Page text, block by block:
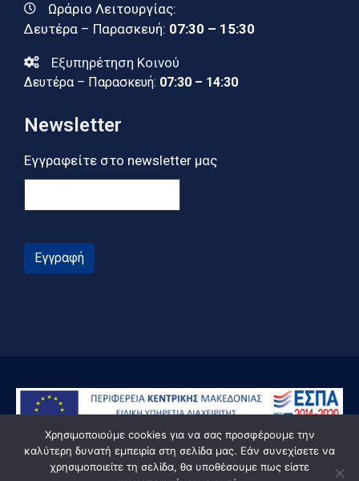
Ωράριο Λειτουργίας:
Δευτέρα – Παρασκευή: 07:30 – 15:30
Εξυπηρέτηση Κοινού
Δευτέρα – Παρασκευή: 07:30 – 14:30
Newsletter
Εγγραφείτε στο newsletter μας
Εγγραφή
Χρησιμοποιούμε cookies για να σας προσφέρουμε την
καλύτερη δυνατή εμπειρία στη σελίδα μας. Εάν συνεχίσετε να
χρησιμοποιείτε τη σελίδα, θα υποθέσουμε πως είστε